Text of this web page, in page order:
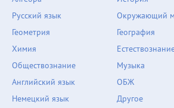
Русский язык
Геометрия
Химия
Окружающий
География
Обществознание
Английский язык
Немецкий язык
Музыка
ОБЖ
Другое